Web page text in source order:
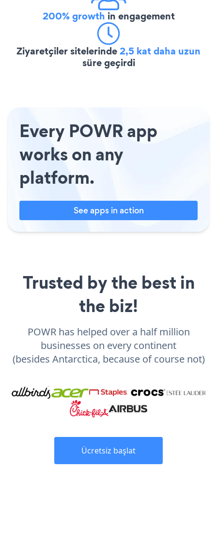
200% growth in engagement
Ziyaretçiler sitelerinde2,5 kat daha uzun
süre geçirdi
Every POWR app
works on any
platform.
See apps in action
Trusted by the best in
the biz!
POWR has helped over a half million
businesses on every continent
(besides Antarctica, because of course not)
Ücretsiz başlat